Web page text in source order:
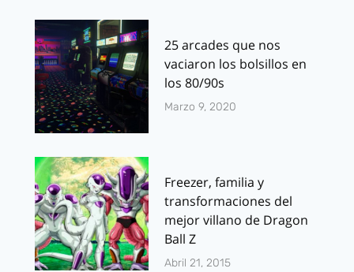
25 arcades que nos
vaciaron los bolsillos en
los 80/90s
Marzo 9, 2020
Freezer, familia y
transformaciones del
mejor villano de Dragon
Ball Z
Abril 21, 2015